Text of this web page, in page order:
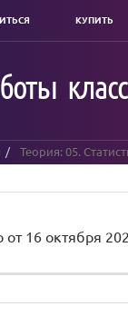
КУПИТЬ
Теория: 05.
от 16 октября